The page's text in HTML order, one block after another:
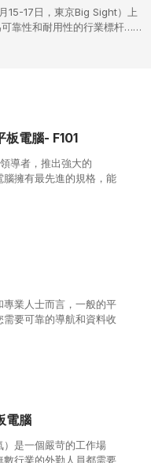
15-17日，東京Big Sight）上
靠性和耐用性的行業標杆……
電腦- F101
導者，推出強大的
腦擁有最先進的規格，能
業人士而言，一般的平
要可靠的導航和資料收
電腦
是一個嚴苛的工作場
行業的外勤人員都需要